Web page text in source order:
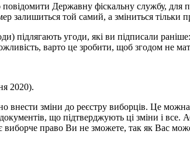
Державну фіскальну службу,
залишиться той самий, а зміниться тільки
підлягають угоди, які ви підписали
варто це зробити, щоб згодом не
2020).
внести зміни до реєстру виборців. Це
що підтверджують ці зміни і
виборче право Ви не зможете, так як Вас